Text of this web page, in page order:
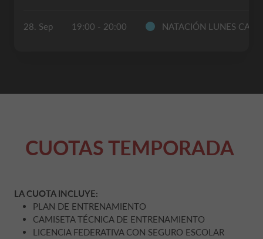
28. Sep 19:00 - 20:00 NATACIÓN LUNES
CUOTAS TEMPORADA
LA CUOTA INCLUYE:
PLAN DE ENTRENAMIENTO
CAMISETA TÉCNICA DE ENTRENAMIENTO
LICENCIA FEDERATIVA CON SEGURO ESCOLAR